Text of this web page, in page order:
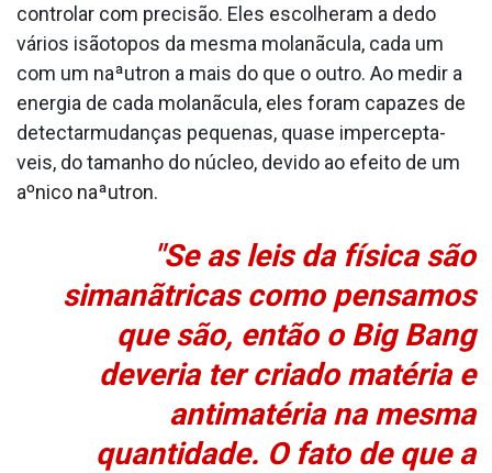
controlar com precisão. Eles escolheram a dedo
vários isãotopos da mesma molanãcula, cada um
com um naªutron a mais do que o outro. Ao medir a
energia de cada molanãcula, eles foram capazes de
detectarmudanças pequenas, quase impercepta­
veis, do tamanho do núcleo, devido ao efeito de um
aºnico naªutron.
"Se as leis da física são
simanãtricas como pensamos
que são, então o Big Bang
deveria ter criado matéria e
antimatéria na mesma
quantidade. O fato de que a